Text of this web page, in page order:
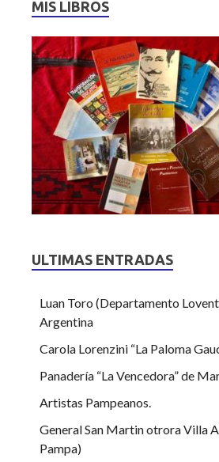
MIS LIBROS
ULTIMAS ENTRADAS
Luan Toro (Departamento
Argentina
Carola Lorenzini “La Paloma
Panadería “La Vencedora” de
Artistas Pampeanos.
General San Martin otrora Villa
Pampa)